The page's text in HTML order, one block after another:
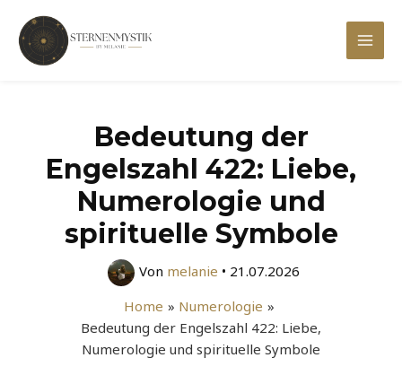
Inhalt
springen
Main
Bedeutung der
Engelszahl 422: Liebe,
Numerologie und
spirituelle Symbole
Von melanie • 21.07.2026
Home
Numerologie
Bedeutung der Engelszahl 422: Liebe,
Numerologie und spirituelle Symbole